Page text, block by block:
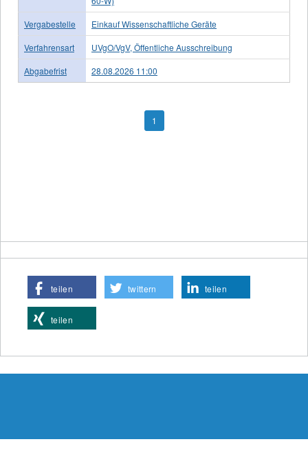
Vergabestelle
Einkauf Wissenschaftliche Geräte
Verfahrensart
UVgO/VgV, Öffentliche Ausschreibung
Abgabefrist
28.08.2026 11:00
1
teilen twittern teilen
teilen